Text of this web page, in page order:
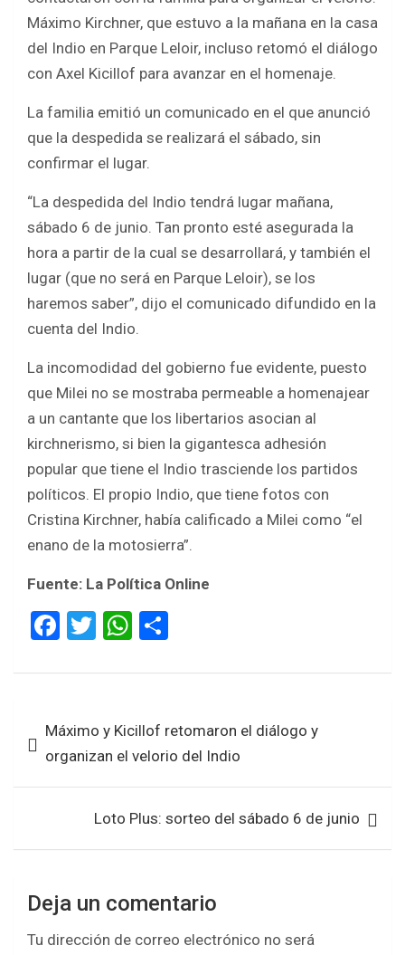
Máximo Kirchner, que estuvo a la mañana en la casa
del Indio en Parque Leloir, incluso retomó el diálogo
con Axel Kicillof para avanzar en el homenaje.
La familia emitió un comunicado en el que anunció
que la despedida se realizará el sábado, sin
confirmar el lugar.
“La despedida del Indio tendrá lugar mañana,
sábado 6 de junio. Tan pronto esté asegurada la
hora a partir de la cual se desarrollará, y también el
lugar (que no será en Parque Leloir), se los
haremos saber”, dijo el comunicado difundido en la
cuenta del Indio.
La incomodidad del gobierno fue evidente, puesto
que Milei no se mostraba permeable a homenajear
a un cantante que los libertarios asocian al
kirchnerismo, si bien la gigantesca adhesión
popular que tiene el Indio trasciende los partidos
políticos. El propio Indio, que tiene fotos con
Cristina Kirchner, había calificado a Milei como “el
enano de la motosierra”.
Fuente: La Política Online
F
ce
o
o
k
T
tt
W
at
A
p
p
ar
de
entradas
Máximo y Kicillof retomaron el diálogo y
organizan el velorio del Indio
Loto Plus: sorteo del sábado 6 de junio
Deja un comentario
Tu dirección de correo electrónico no será